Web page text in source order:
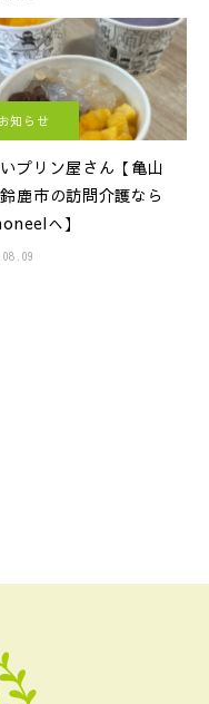
お知らせ
プリン屋さん【亀山
鹿市の訪問介護なら
へ】